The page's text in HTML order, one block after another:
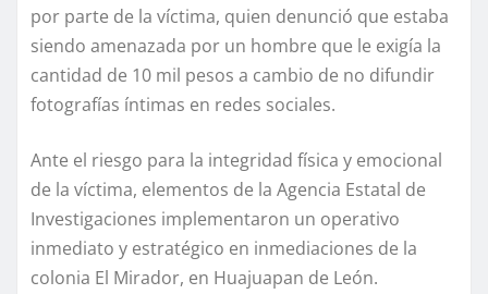
por parte de la víctima, quien denunció que estaba
siendo amenazada por un hombre que le exigía la
cantidad de 10 mil pesos a cambio de no difundir
fotografías íntimas en redes sociales.
Ante el riesgo para la integridad física y emocional
de la víctima, elementos de la Agencia Estatal de
Investigaciones implementaron un operativo
inmediato y estratégico en inmediaciones de la
colonia El Mirador, en Huajuapan de León.